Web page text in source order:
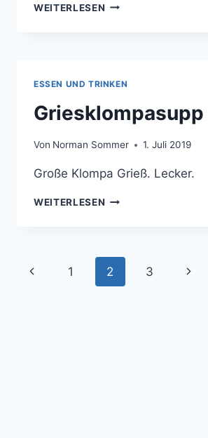
WEITERLESEN ABENDESSEN
ESSEN UND TRINKEN
Griesklompasupp
Von Norman Sommer 1. Juli 2019
Große Klompa Grieß. Lecker.
WEITERLESEN GRIESKLOMPASUPP
Seitennavigation
Vorherige
1 2 3